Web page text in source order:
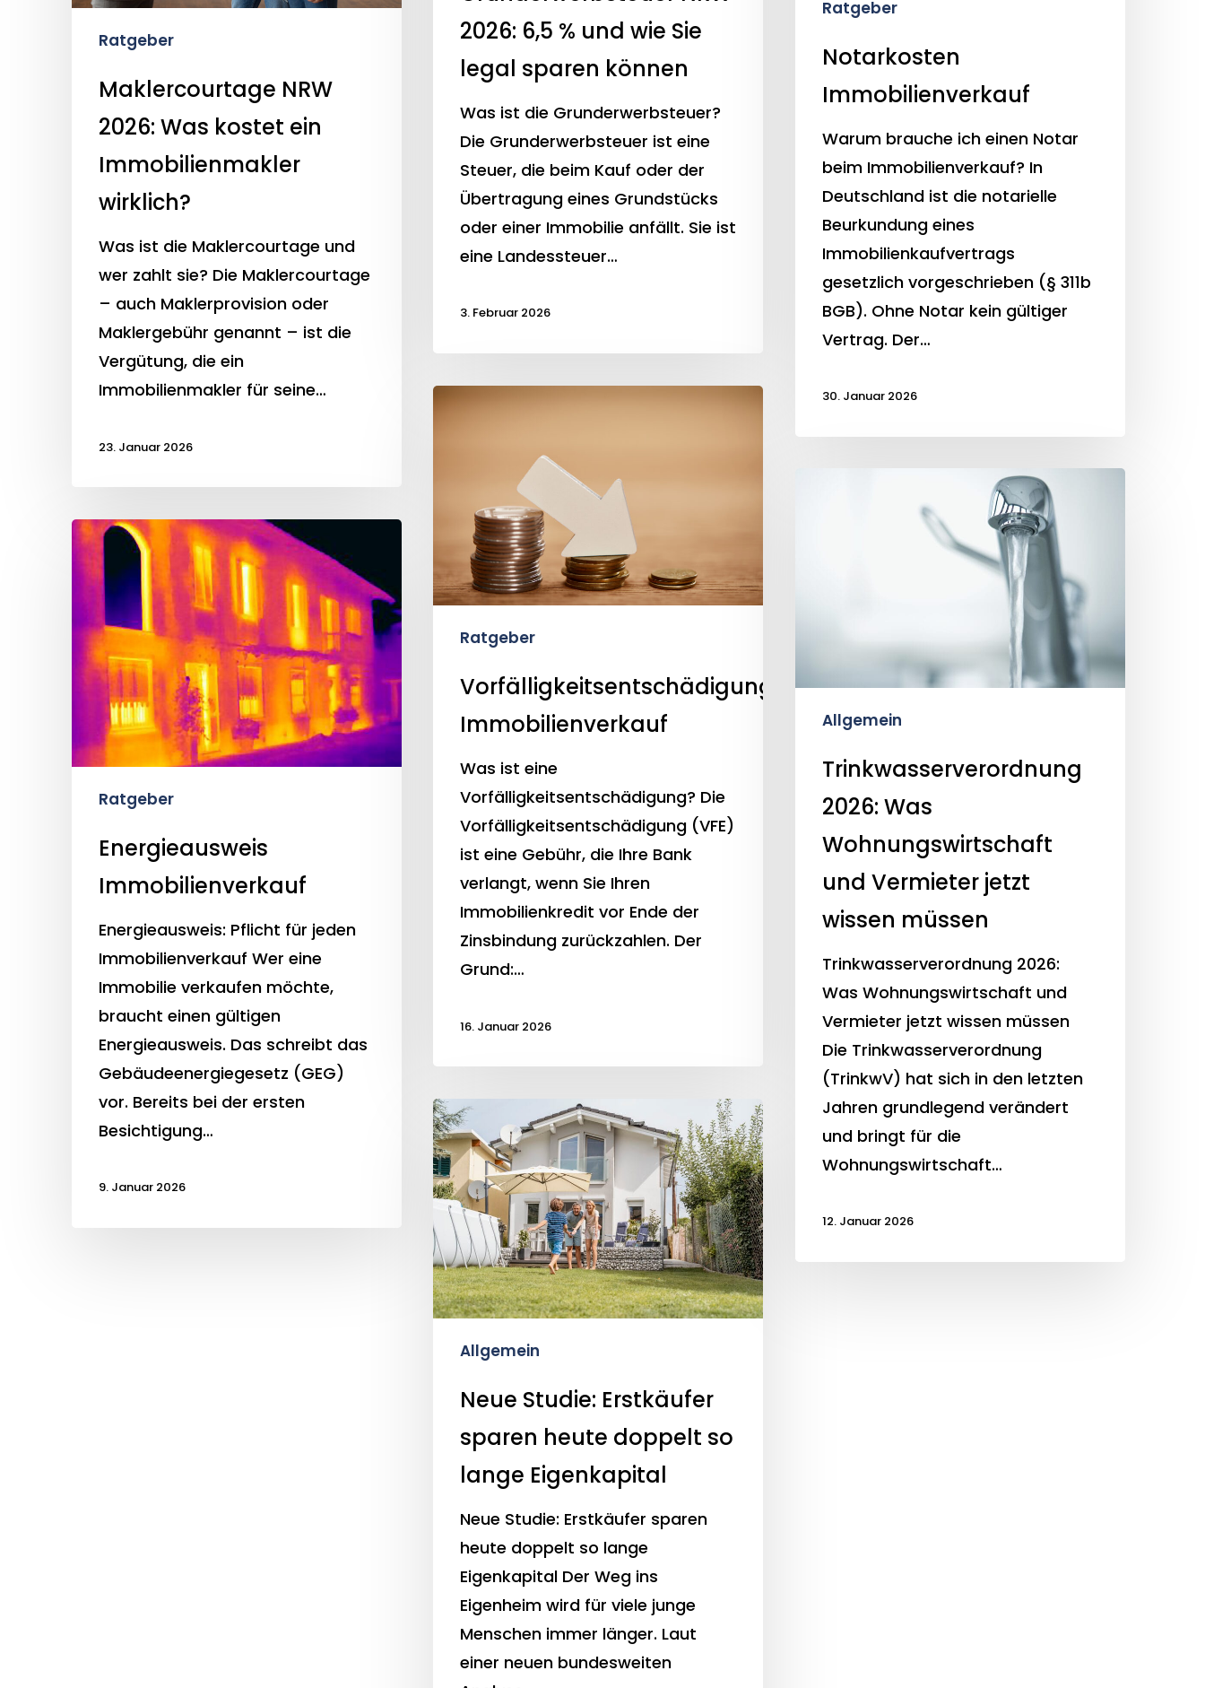
2026: 6,5 % und wie Sie
legal sparen können
Was ist die Grunderwerbsteuer?
Die Grunderwerbsteuer ist eine
Steuer, die beim Kauf oder der
Übertragung eines Grundstücks
oder einer Immobilie anfällt. Sie ist
eine Landessteuer…
3. Februar 2026
Ratgeber
Notarkosten
Immobilienverkauf
Warum brauche ich einen Notar
beim Immobilienverkauf? In
Deutschland ist die notarielle
Beurkundung eines
Immobilienkaufvertrags
gesetzlich vorgeschrieben (§ 311b
BGB). Ohne Notar kein gültiger
Vertrag. Der…
30. Januar 2026
Ratgeber
Maklercourtage NRW
2026: Was kostet ein
Immobilienmakler
wirklich?
Was ist die Maklercourtage und
wer zahlt sie? Die Maklercourtage
– auch Maklerprovision oder
Maklergebühr genannt – ist die
Vergütung, die ein
Immobilienmakler für seine…
23. Januar 2026
Vorfälligkeitsentschädigung
Ratgeber
Vorfälligkeitsentschädigung
Immobilienverkauf
Was ist eine
Vorfälligkeitsentschädigung? Die
Vorfälligkeitsentschädigung (VFE)
ist eine Gebühr, die Ihre Bank
verlangt, wenn Sie Ihren
Immobilienkredit vor Ende der
Zinsbindung zurückzahlen. Der
Grund:…
16. Januar 2026
wissen
müssen
Allgemein
Trinkwasserverordnung
2026: Was
Wohnungswirtschaft
und Vermieter jetzt
wissen müssen
Trinkwasserverordnung 2026:
Was Wohnungswirtschaft und
Vermieter jetzt wissen müssen
Die Trinkwasserverordnung
(TrinkwV) hat sich in den letzten
Jahren grundlegend verändert
und bringt für die
Wohnungswirtschaft…
12. Januar 2026
Energieausweis
Immobilienverkauf
Ratgeber
Energieausweis
Immobilienverkauf
Energieausweis: Pflicht für jeden
Immobilienverkauf Wer eine
Immobilie verkaufen möchte,
braucht einen gültigen
Energieausweis. Das schreibt das
Gebäudeenergiegesetz (GEG)
vor. Bereits bei der ersten
Besichtigung…
9. Januar 2026
Neue
Studie:
Erstkäufer
sparen
heute
doppelt
so
lange
Eigenkapital
Allgemein
Neue Studie: Erstkäufer
sparen heute doppelt so
lange Eigenkapital
Neue Studie: Erstkäufer sparen
heute doppelt so lange
Eigenkapital Der Weg ins
Eigenheim wird für viele junge
Menschen immer länger. Laut
einer neuen bundesweiten